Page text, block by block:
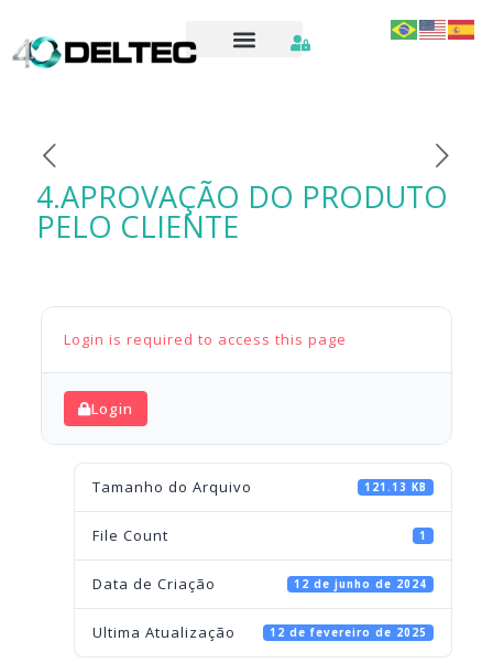
4.APROVAÇÃO DO PRODUTO
PELO CLIENTE
Login is required to access this page
Login
Tamanho do Arquivo 121.13 KB
File Count 1
Data de Criação 12 de junho de 2024
Ultima Atualização 12 de fevereiro de 2025